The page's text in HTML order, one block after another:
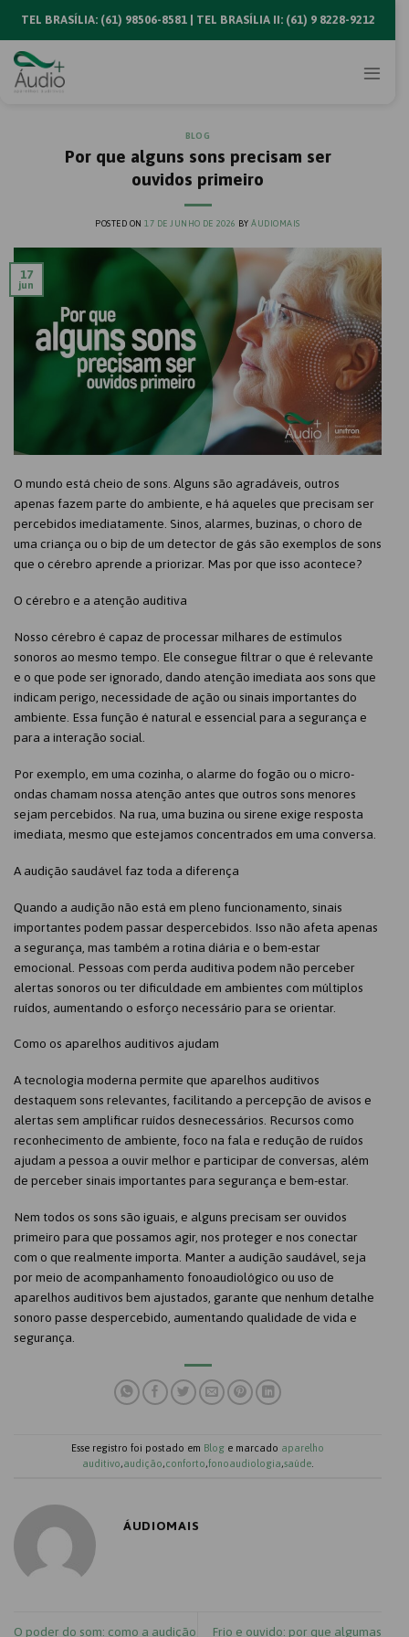
content
TEL BRASÍLIA: (61) 98506-8581 | TEL BRASÍLIA II: (61) 9 8228-9212
BLOG
Por que alguns sons precisam ser
ouvidos primeiro
POSTED ON17 DE JUNHO DE 2026 BYÁUDIOMAIS
17
jun
O mundo está cheio de sons. Alguns são agradáveis, outros
apenas fazem parte do ambiente, e há aqueles que precisam ser
percebidos imediatamente. Sinos, alarmes, buzinas, o choro de
uma criança ou o bip de um detector de gás são exemplos de sons
que o cérebro aprende a priorizar. Mas por que isso acontece?
O cérebro e a atenção auditiva
Nosso cérebro é capaz de processar milhares de estímulos
sonoros ao mesmo tempo. Ele consegue filtrar o que é relevante
e o que pode ser ignorado, dando atenção imediata aos sons que
indicam perigo, necessidade de ação ou sinais importantes do
ambiente. Essa função é natural e essencial para a segurança e
para a interação social.
Por exemplo, em uma cozinha, o alarme do fogão ou o micro-
ondas chamam nossa atenção antes que outros sons menores
sejam percebidos. Na rua, uma buzina ou sirene exige resposta
imediata, mesmo que estejamos concentrados em uma conversa.
A audição saudável faz toda a diferença
Quando a audição não está em pleno funcionamento, sinais
importantes podem passar despercebidos. Isso não afeta apenas
a segurança, mas também a rotina diária e o bem-estar
emocional. Pessoas com perda auditiva podem não perceber
alertas sonoros ou ter dificuldade em ambientes com múltiplos
ruídos, aumentando o esforço necessário para se orientar.
Como os aparelhos auditivos ajudam
A tecnologia moderna permite que aparelhos auditivos
destaquem sons relevantes, facilitando a percepção de avisos e
alertas sem amplificar ruídos desnecessários. Recursos como
reconhecimento de ambiente, foco na fala e redução de ruídos
ajudam a pessoa a ouvir melhor e participar de conversas, além
de perceber sinais importantes para segurança e bem-estar.
Nem todos os sons são iguais, e alguns precisam ser ouvidos
primeiro para que possamos agir, nos proteger e nos conectar
com o que realmente importa. Manter a audição saudável, seja
por meio de acompanhamento fonoaudiológico ou uso de
aparelhos auditivos bem ajustados, garante que nenhum detalhe
sonoro passe despercebido, aumentando qualidade de vida e
segurança.
Esse registro foi postado em Blog e marcado aparelho
auditivo,audição,conforto,fonoaudiologia,saúde.
ÁUDIOMAIS
O poder do som: como a audição Frio e ouvido: por que algumas